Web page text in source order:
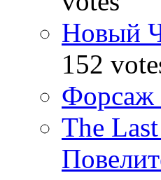
Новый
152
Форсаж
The